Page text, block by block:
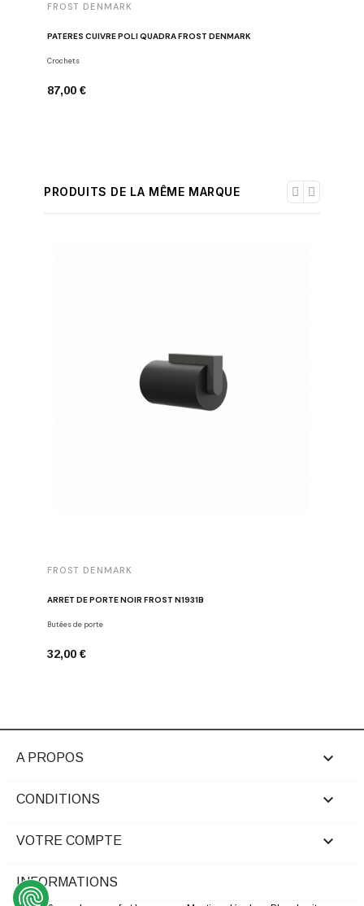
FROST DENMARK
PATÈRES CUIVRE POLI QUADRA FROST DENMARK
Crochets
87,00 €
PRODUITS DE LA MÊME MARQUE
FROST DENMARK
ARRÊT DE PORTE NOIR FROST N1931B
Butées de porte
32,00 €
A PROPOS 
CONDITIONS 
VOTRE COMPTE 
INFORMATIONS